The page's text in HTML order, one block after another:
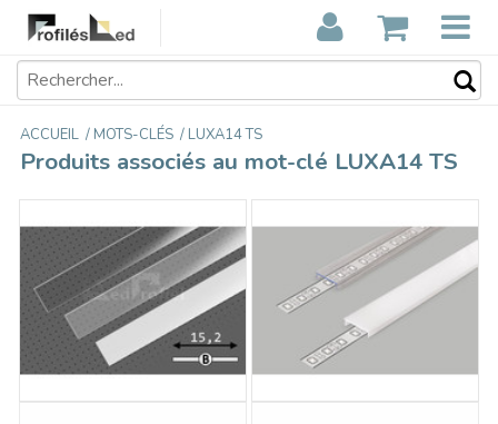
ACCUEIL / MOTS-CLÉS / LUXA14 TS
Produits associés au mot-clé LUXA14 TS